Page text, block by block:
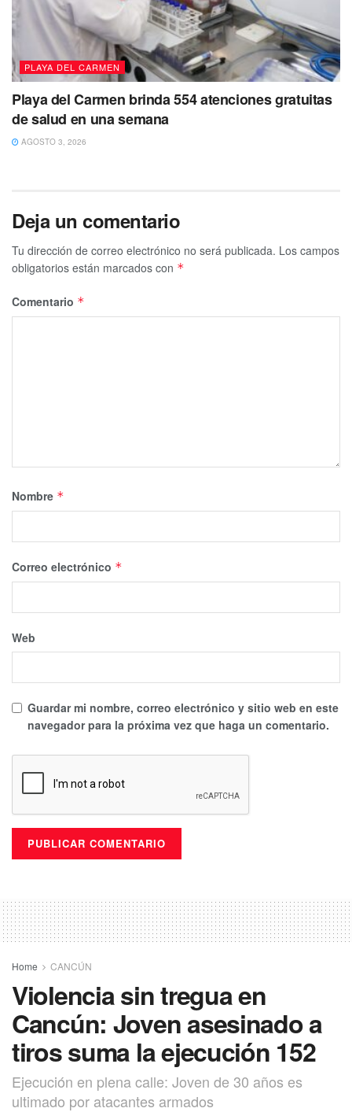
PLAYA DEL CARMEN
Playa del Carmen brinda 554 atenciones gratuitas
de salud en una semana
AGOSTO 3, 2026
Deja un comentario
Tu dirección de correo electrónico no será publicada. Los campos
obligatorios están marcados con *
Comentario *
Nombre *
Correo electrónico *
Web
Guardar mi nombre, correo electrónico y sitio web en este
navegador para la próxima vez que haga un comentario.
Home CANCÚN
Violencia sin tregua en
Cancún: Joven asesinado a
tiros suma la ejecución 152
Ejecución en plena calle: Joven de 30 años es
ultimado por atacantes armados